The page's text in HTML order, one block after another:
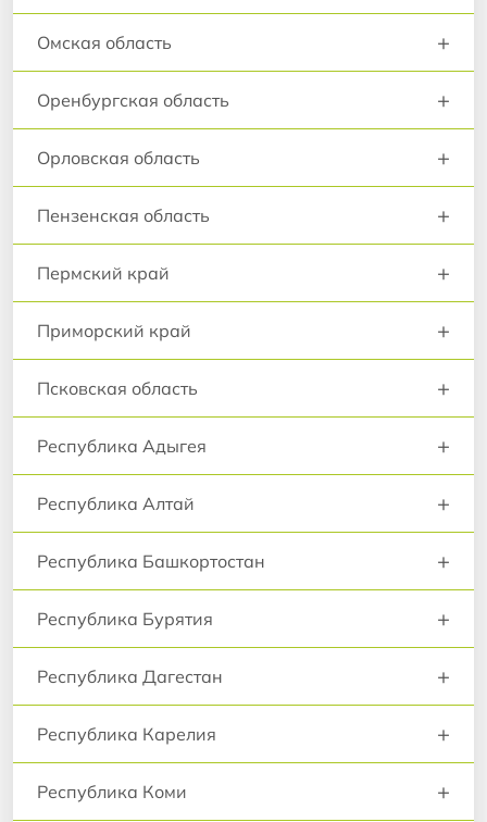
Омская область +
Оренбургская область +
Орловская область +
Пензенская область +
Пермский край +
Приморский край +
Псковская область +
Республика Адыгея +
Республика Алтай +
Республика Башкортостан +
Республика Бурятия +
Республика Дагестан +
Республика Карелия +
Республика Коми +